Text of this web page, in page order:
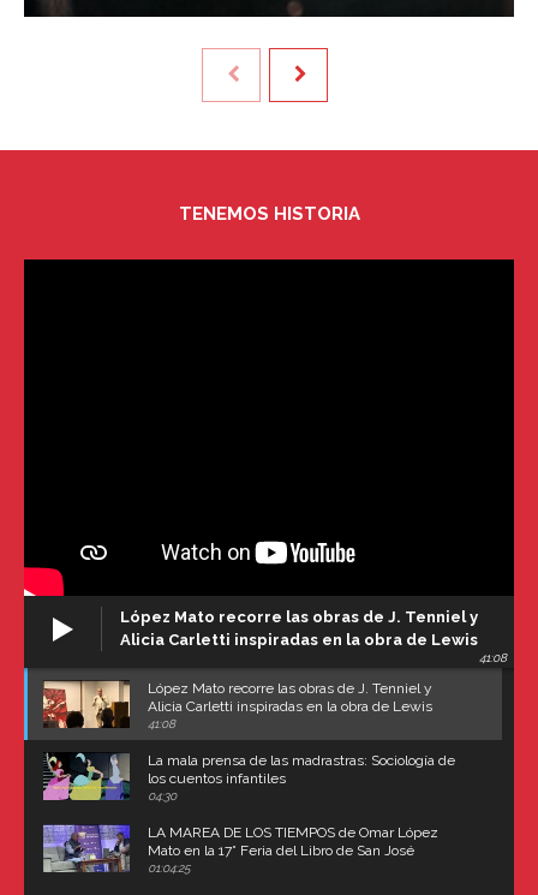
TENEMOS HISTORIA
López Mato recorre las obras de J. Tenniel y
Alicia Carletti inspiradas en la obra de Lewis
41:08
López Mato recorre las obras de J. Tenniel y
Alicia Carletti inspiradas en la obra de Lewis
Carroll
41:08
La mala prensa de las madrastras: Sociología de
los cuentos infantiles
04:30
LA MAREA DE LOS TIEMPOS de Omar López
Mato en la 17° Feria del Libro de San José
(Uruguay)
01:04:25